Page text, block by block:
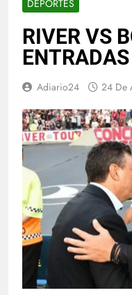
DEPORTES
RIVER VS
Adiario24 24 De